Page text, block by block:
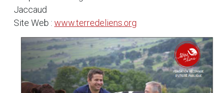
Jaccaud
Site Web : www.terredeliens.org